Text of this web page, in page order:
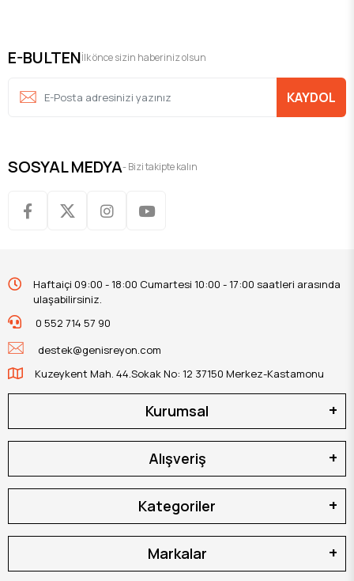
E-BULTENİlk önce sizin haberiniz olsun
KAYDOL
SOSYAL MEDYA- Bizi takipte kalın
Haftaiçi 09:00 - 18:00 Cumartesi 10:00 - 17:00 saatleri arasında
ulaşabilirsiniz.
0 552 714 57 90
destek@genisreyon.com
Kuzeykent Mah. 44.Sokak No: 12 37150 Merkez-Kastamonu
Kurumsal
Alışveriş
Kategoriler
Markalar